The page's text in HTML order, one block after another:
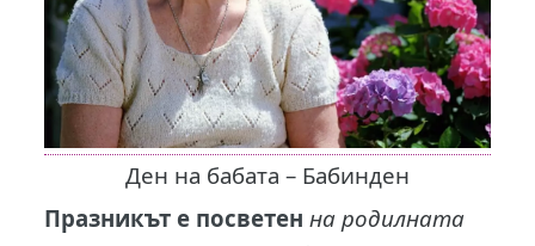
Ден на бабата – Бабинден
Празникът е посветен на родилната